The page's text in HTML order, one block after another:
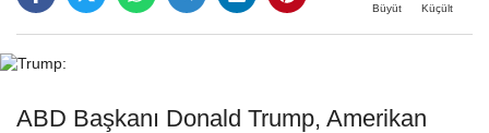
Büyüt Küçült
ABD Başkanı Donald Trump, Amerikan